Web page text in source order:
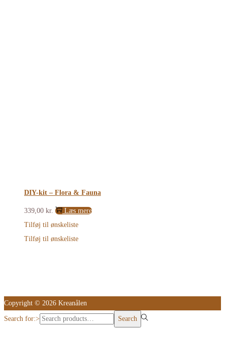
DIY-kit – Flora & Fauna
339,00 kr.
Læs mere
Tilføj til ønskeliste
Tilføj til ønskeliste
Copyright © 2026 Kreanålen
Search for:> Search